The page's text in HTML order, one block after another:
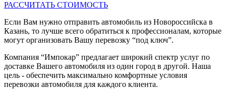
РАССЧИТАТЬ СТОИМОСТЬ
Если Вам нужно отправить автомобиль из Новороссийска в
Казань, то лучше всего обратиться к профессионалам, которые
могут организовать Вашу перевозку “под ключ”.
Компания “Импокар” предлагает широкий спектр услуг по
доставке Вашего автомобиля из один город в другой. Наша
цель - обеспечить максимально комфортные условия
перевозки автомобиля для каждого клиента.